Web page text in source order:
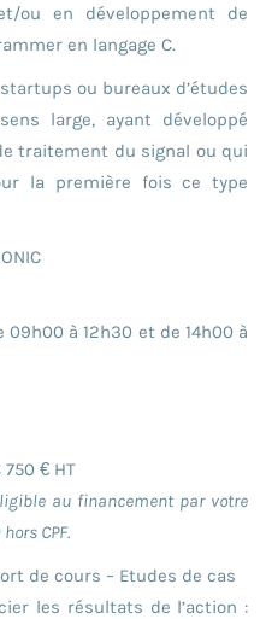
ou en développement de
en langage C.
startups ou bureaux d’études
large, ayant développé
traitement du signal ou qui
la première fois ce type
09h00 à 12h30 et de 14h00 à
750 € HT
au financement par votre
CPF.
de cours – Etudes de cas
les résultats de l’action :